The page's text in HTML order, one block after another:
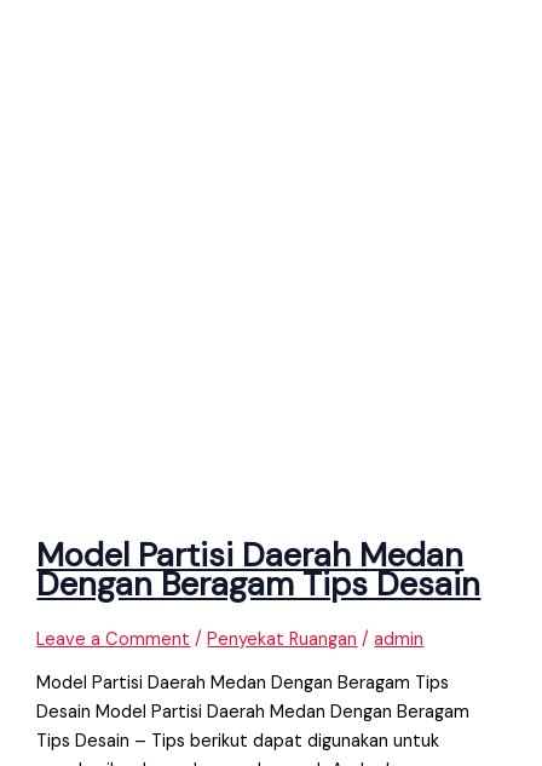
Model Partisi Daerah Medan
Dengan Beragam Tips Desain
Leave a Comment /Penyekat Ruangan /admin
Model Partisi Daerah Medan Dengan Beragam Tips
Desain Model Partisi Daerah Medan Dengan Beragam
Tips Desain – Tips berikut dapat digunakan untuk